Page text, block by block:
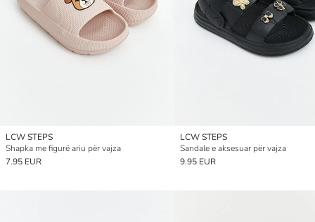
LCW STEPS
Shapka me figurë ariu për vajza
7.95 EUR
LCW STEPS
Sandale e aksesuar për vajza
9.95 EUR